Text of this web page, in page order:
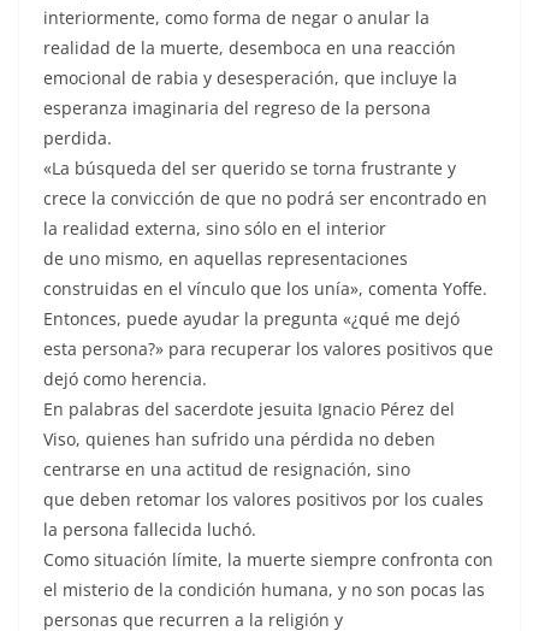
interiormente, como forma de negar o anular la
realidad de la muerte, desemboca en una reacción
emocional de rabia y desesperación, que incluye la
esperanza imaginaria del regreso de la persona
perdida.
«La búsqueda del ser querido se torna frustrante y
crece la convicción de que no podrá ser encontrado en
la realidad externa, sino sólo en el interior
de uno mismo, en aquellas representaciones
construidas en el vínculo que los unía», comenta Yoffe.
Entonces, puede ayudar la pregunta «¿qué me dejó
esta persona?» para recuperar los valores positivos que
dejó como herencia.
En palabras del sacerdote jesuita Ignacio Pérez del
Viso, quienes han sufrido una pérdida no deben
centrarse en una actitud de resignación, sino
que deben retomar los valores positivos por los cuales
la persona fallecida luchó.
Como situación límite, la muerte siempre confronta con
el misterio de la condición humana, y no son pocas las
personas que recurren a la religión y